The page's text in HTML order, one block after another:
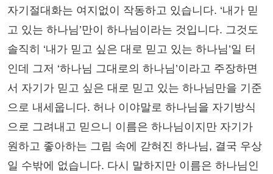
자기절대화는 여지없이 작동하고 있습니다. ‘내가 믿
고 있는 하나님’만이 하나님이라는 것입니다. 그것도
솔직히 ‘내가 믿고 싶은 대로 믿고 있는 하나님’일 터
인데 그저 ‘하나님 그대로의 하나님’이라고 주장하면
서 자기가 믿고 싶은 대로 믿고 있는 하나님만을 기준
으로 내세웁니다. 허나 이야말로 하나님을 자기방식
으로 그려내고 믿으니 이름은 하나님이지만 자기가
원하고 좋아하는 그림 속에 갇혀진 하나님, 결국 우상
일 수밖에 없습니다. 다시 말하지만 이름은 하나님인